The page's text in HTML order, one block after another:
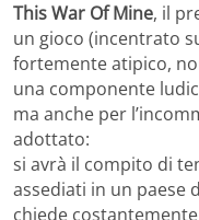
This War Of Mine, il
un gioco (incentrato
fortemente atipico,
una componente
ma anche per
adottato:
si avrà il compito di
assediati in un paese
chiede